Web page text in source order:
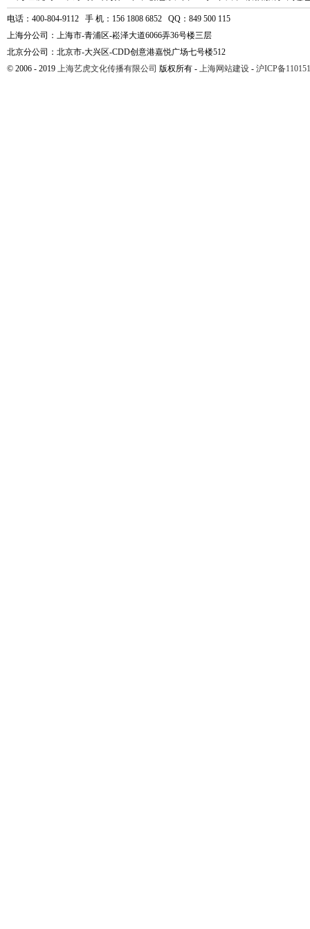
电话：400-804-9112 手 机：156 1808 6852 QQ：849 500 115
上海分公司：上海市-青浦区-崧泽大道6066弄36号楼三层
北京分公司：北京市-大兴区-CDD创意港嘉悦广场七号楼512
© 2006 - 2019 上海艺虎文化传播有限公司 版权所有 - 上海网站建设 - 沪ICP备